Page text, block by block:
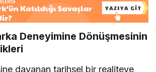
Deneyimine Dönüşmesinin
dayanan tarihsel bir realiteye